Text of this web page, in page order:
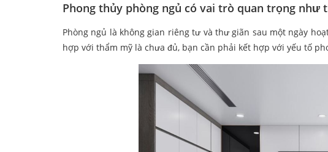
Phong thủy phòng ngủ có vai trò quan trọng như
Phòng ngủ là không gian riêng tư và thư giãn sau một ngày
hợp với thẩm mỹ là chưa đủ, bạn cần phải kết hợp với yếu tố